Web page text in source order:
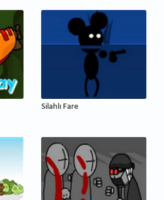
Silahlı Fare